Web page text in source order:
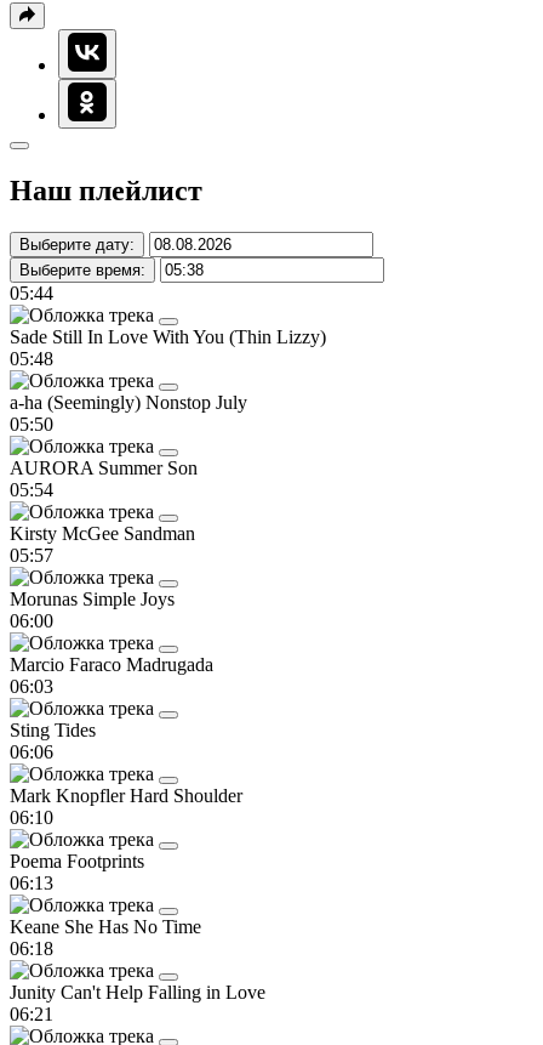
Наш плейлист
Выберите дату:
Выберите время:
05:44
Sade Still In Love With You (Thin Lizzy)
05:48
a-ha (Seemingly) Nonstop July
05:50
AURORA Summer Son
05:54
Kirsty McGee Sandman
05:57
Morunas Simple Joys
06:00
Marcio Faraco Madrugada
06:03
Sting Tides
06:06
Mark KnopflerHard Shoulder
06:10
Poema Footprints
06:13
Keane She Has No Time
06:18
Junity Can't Help Falling in Love
06:21